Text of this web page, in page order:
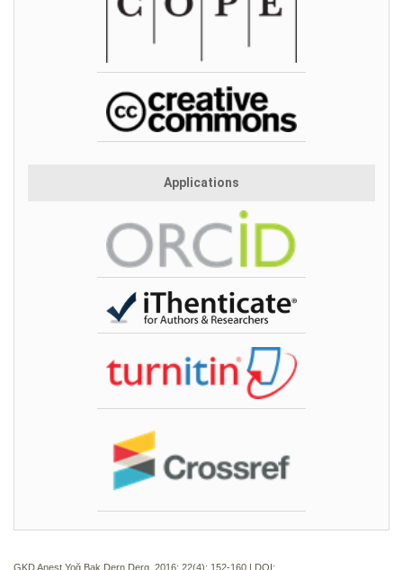
Applications
GKD Anest Yoğ Bak Dern Derg. 2016; 22(4): 152-160 | DOI: